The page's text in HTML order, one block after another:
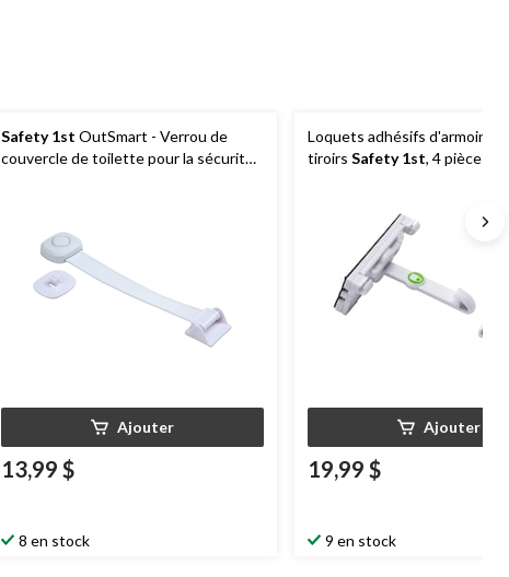
Safety 1st OutSmart - Verrou de
couvercle de toilette pour la sécurité
Ajouter
13,99 $
8 en stock
Loquets adhésifs d'armoires
tiroirs Safety 1st, 4 pièces
Ajouter
19,99 $
9 en stock